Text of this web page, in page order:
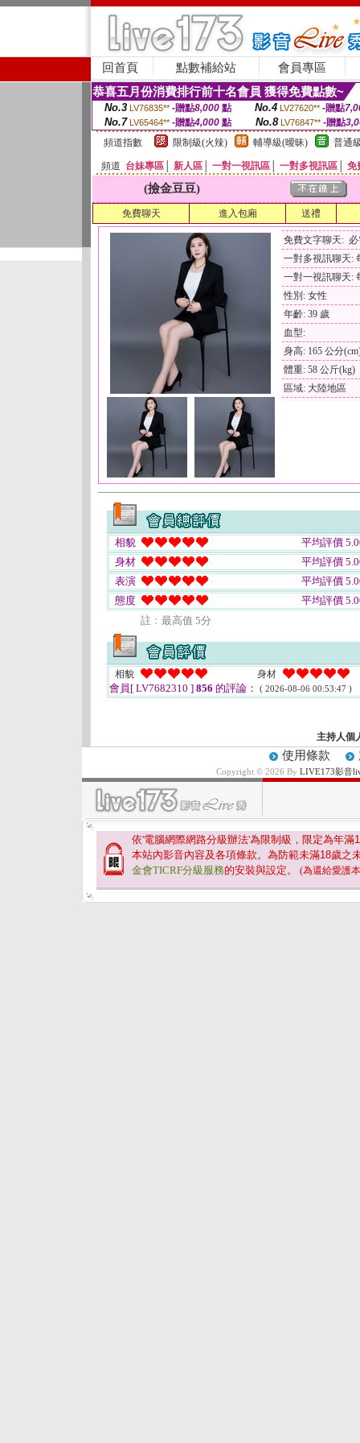
回首頁 點數補給站 會員專區
恭喜五月份消費排行前十名會員 獲得免費點數~
No.3 LV76835** -贈點8,000點 No.4 LV27620** -贈點
No.7 LV65464** -贈點4,000 點 No.8 LV76847** -贈點
頻道指數
限制級(火辣) 輔導級(曖昧) 普通
頻道 台妹專區 新人區 一對一視訊區 一對多視訊區 免
(撿金豆豆)
免費聊天 進入包廂 送禮
免費文字聊天:
一對多視訊聊天:
一對一視訊聊天:
性別: 女性
年齡: 39 歲
血型:
身高: 165 公分
體重: 58 公斤(kg)
區域: 大陸地區
相貌
平均評價
身材
平均評價
表演
平均評價
態度
平均評價
註﹕最高值 5分
相貌 身材
會員[ LV7682310 ] 856 的評論： ( 2026-08-06 00:53:47 )
主持人個
使用條款
Copyright © 2026 By LIVE173影音
依'電腦網際網路分級辦法'為限制級，限定為年滿
本站內影音內容及各項條款。為防範未滿18歲之
金會TICRF分級服務的安裝與設定。 (為還給愛護